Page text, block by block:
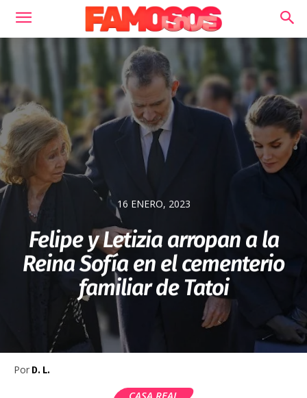
16 ENERO, 2023
Felipe y Letizia arropan a la
Reina Sofía en el cementerio
familiar de Tatoi
Por D. L.
CASA REAL